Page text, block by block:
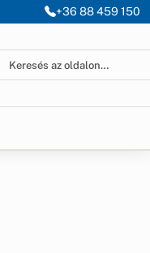
+36 88 459 150